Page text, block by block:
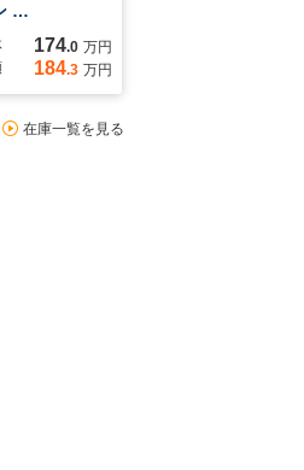
…
174.0 万円
184.3 万円
在庫一覧を見る